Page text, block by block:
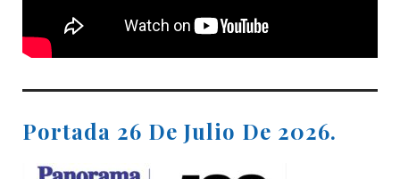
Portada 26 De Julio De 2026.